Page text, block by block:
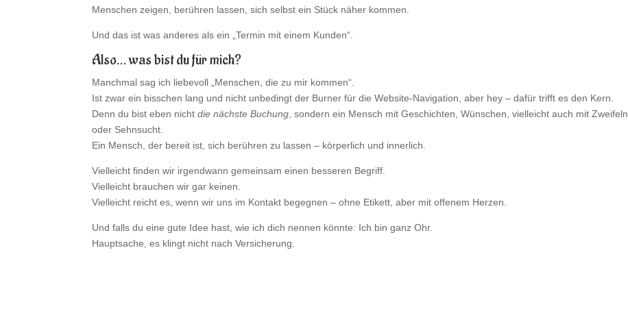
Menschen zeigen, berühren lassen, sich selbst ein Stück näher kommen.
Und das ist was anderes als ein „Termin mit einem Kunden“.
Also… was bist du für mich?
Manchmal sag ich liebevoll „Menschen, die zu mir kommen“.
Ist zwar ein bisschen lang und nicht unbedingt der Burner für die Website-Navigation, aber hey – dafür trifft es den Kern.
Denn du bist eben nichtdie nächste Buchung , sondern ein Mensch mit Geschichten, Wünschen, vielleicht auch mit Zweifeln
oder Sehnsucht.
Ein Mensch, der bereit ist, sich berühren zu lassen – körperlich und innerlich.
Vielleicht finden wir irgendwann gemeinsam einen besseren Begriff.
Vielleicht brauchen wir gar keinen.
Vielleicht reicht es, wenn wir uns im Kontakt begegnen – ohne Etikett, aber mit offenem Herzen.
Und falls du eine gute Idee hast, wie ich dich nennen könnte: Ich bin ganz Ohr.
Hauptsache, es klingt nicht nach Versicherung.